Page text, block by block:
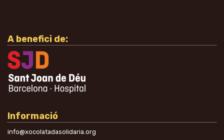
A benefici de:
Informació
info@xocolatadasolidaria.org